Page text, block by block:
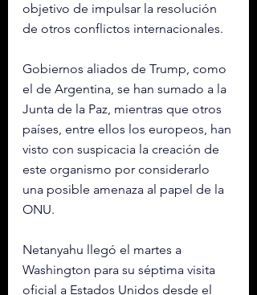
objetivo de impulsar la resolución
de otros conflictos internacionales.
Gobiernos aliados de Trump, como
el de Argentina, se han sumado a la
Junta de la Paz, mientras que otros
países, entre ellos los europeos, han
visto con suspicacia la creación de
este organismo por considerarlo
una posible amenaza al papel de la
ONU.
Netanyahu llegó el martes a
Washington para su séptima visita
oficial a Estados Unidos desde el